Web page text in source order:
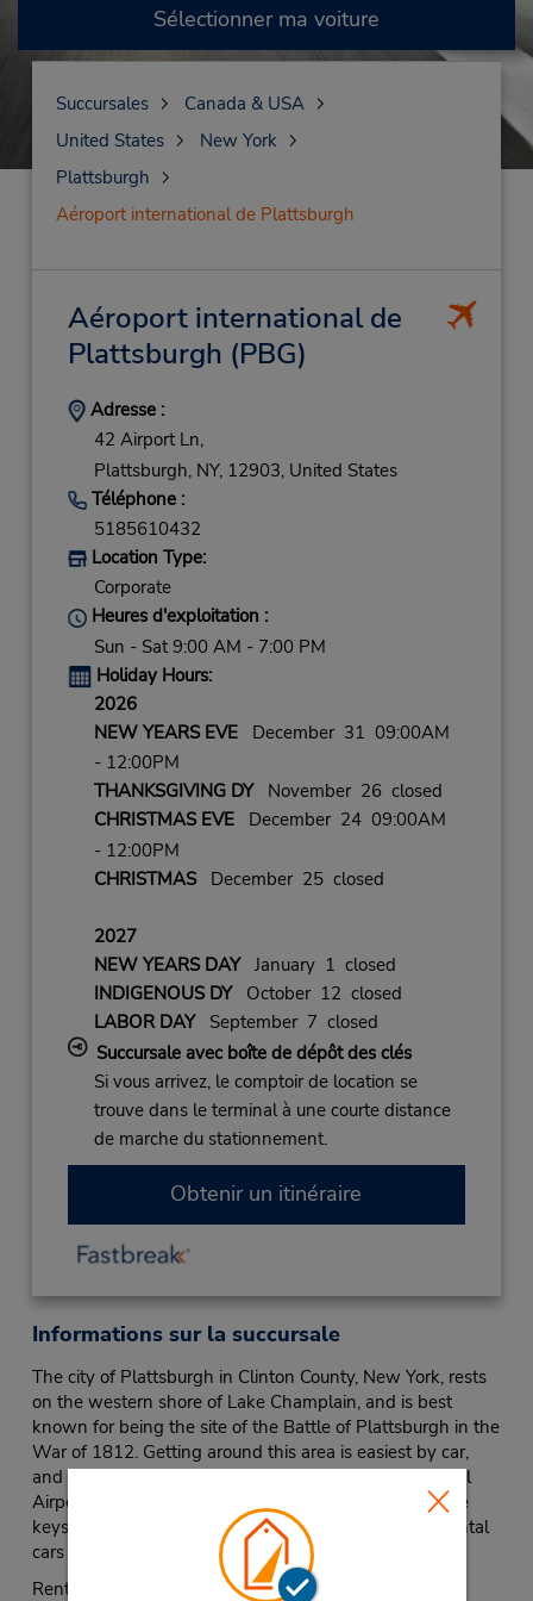
Sélectionner ma voiture
Succursales
Canada & USA
United States
New York
Plattsburgh
Aéroport international de Plattsburgh
Aéroport international de
Plattsburgh (PBG)
Adresse :
42 Airport Ln,
Plattsburgh, NY, 12903, United States
Téléphone :
5185610432
Location Type:
Corporate
Heures d'exploitation :
Sun - Sat 9:00 AM - 7:00 PM
Holiday Hours:
2026
NEW YEARS EVEDecember 31 09:00AM
- 12:00PM
THANKSGIVING DYNovember 26 closed
CHRISTMAS EVEDecember 24 09:00AM
- 12:00PM
CHRISTMASDecember 25 closed
2027
NEW YEARS DAYJanuary 1 closed
INDIGENOUS DYOctober 12 closed
LABOR DAYSeptember 7 closed
Succursale avec boîte de dépôt des clés
Si vous arrivez, le comptoir de location se
trouve dans le terminal à une courte distance
de marche du stationnement.
Obtenir un itinéraire
Informations sur la succursale
The city of Plattsburgh in Clinton County, New York, rests
on the western shore of Lake Champlain, and is best
known for being the site of the Battle of Plattsburgh in the
War of 1812. Getting around this area is easiest by car,
and the Budget Car Rental at Plattsburgh International
Airport (PBG) is located right on-site, so you’ll have the
keys to one of our Plattsburgh International Airport rental
cars and be on your way in no time.
Rent a minivan or other high-occupancy vehicle from